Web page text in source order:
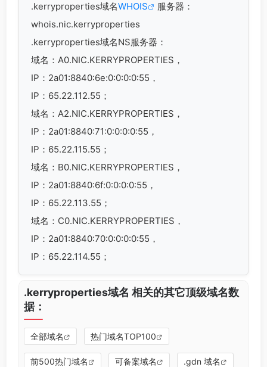
.kerryproperties域名WHOIS
服务器：
whois.nic.kerryproperties
.kerryproperties域名NS服务器：
域名：A0.NIC.KERRYPROPERTIES，
IP：2a01:8840:6e:0:0:0:0:55，
IP：65.22.112.55；
域名：A2.NIC.KERRYPROPERTIES，
IP：2a01:8840:71:0:0:0:0:55，
IP：65.22.115.55；
域名：B0.NIC.KERRYPROPERTIES，
IP：2a01:8840:6f:0:0:0:0:55，
IP：65.22.113.55；
域名：C0.NIC.KERRYPROPERTIES，
IP：2a01:8840:70:0:0:0:0:55，
IP：65.22.114.55；
.kerryproperties域名 相关的其它顶级域名数
据：
全部域名 热门域名TOP100
前500热门域名 可备案域名 .gdn 域名